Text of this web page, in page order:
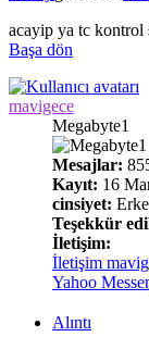
acayip ya tc kontrol
Başa dön
mavigece
Megabyte1
Mesajlar:
Kayıt: 16
cinsiyet:
Teşekkür
İletişim:
İletişim
Yahoo
Alıntı